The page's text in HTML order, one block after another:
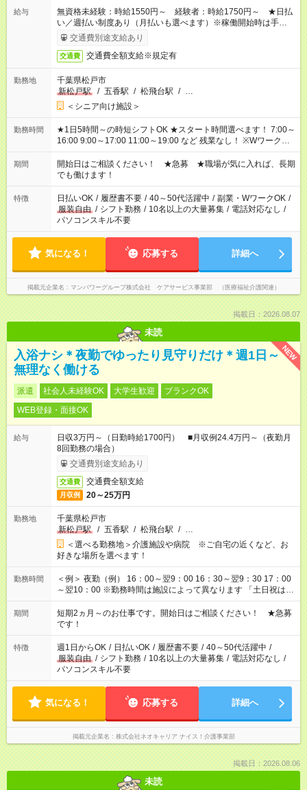
給与
無資格未経験：時給1550円～ 経験者：時給1750円～ ★日払
い／週払い制度あり（月払いも選べます）※稼働開始時は手続き
完了次第のお支払いとなります。
交通費別途支給あり
交通費 交通費全額支給※規定有
勤務地
千葉県松戸市
新松戸駅
/ 五香駅 / 松飛台駅 / …
＜シニア向け施設＞
勤務時間
★1日5時間～の時短シフトOK ★スタート時間選べます！ 7:00～
16:00 9:00～17:00 11:00～19:00 など 残業なし！ ※Wワークの
場合、他のお仕事と合わせ週40時間超の就業はご案内できませ
ん ※法令に基づき、週20時間以上勤務は社会保険への加入対象
となります ※労働者派遣法（日雇い派遣の原則禁止）により、
短時間・短期間の就業はご案内が難しい場合があります
期間
開始日はご相談ください！ ★急募 ★職場が気に入れば、長期
でも働けます！
特徴 日払いOK / 履歴書不要 / 40～50代活躍中 / 副業・WワークOK /
服装自由 / シフト勤務 / 10名以上の大量募集 / 電話対応なし /
パソコンスキル不要
気になる！ 応募する 詳細へ
掲載元企業名 マンパワーグループ株式会社 ケアサービス事業部 （医療福祉介護関連）
掲載日：2026.08.07
未読
NEW
入浴ナシ＊夜勤でゆったり見守りだけ＊週1日～
無理なく働ける
派遣 社会人未経験OK 大学生歓迎
ブランクOK
WEB登録・面接OK
給与
日収3万円～（日勤時給1700円） ■月収例24.4万円～（夜勤月
8回勤務の場合）
交通費別途支給あり
交通費 交通費全額支給
月収例 20～25万円
勤務地
千葉県松戸市
新松戸駅
/ 五香駅 / 松飛台駅 / …
＜選べる勤務地＞介護施設や病院 ※ご自宅の近くなど、お
好きな場所を選べます！
勤務時間
＜例＞ 夜勤（例） 16：00～翌9：00 16：30～翌9：30 17：00
～翌10：00 ※勤務時間は施設によって異なります 「土日祝は休
みたい」 「しっかり稼ぎたい」 「もう少し遅い時間から始めた
い」など ご希望にあったお仕事をご案内いたします。 ※未経験
の方の場合は1～2ヶ月間は日中での仕事を経験いただき、 お
仕事に慣れてからの夜勤になります。 ★家庭の都合でお休みが
必要な場合も遠慮なくご相談ください。
期間
短期2ヵ月～のお仕事です。開始日はご相談ください！ ★急募
です！
特徴 週1日からOK / 日払いOK / 履歴書不要 / 40～50代活躍中 /
服装自由 / シフト勤務 / 10名以上の大量募集 / 電話対応なし /
パソコンスキル不要
気になる！ 応募する 詳細へ
掲載元企業名 株式会社ネオキャリア ナイス！介護事業部
掲載日：2026.08.06
未読